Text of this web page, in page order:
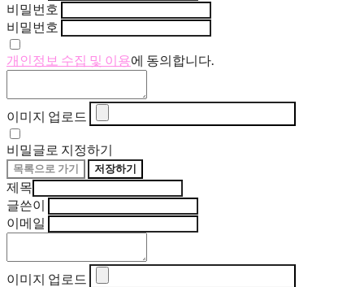
비밀번호
비밀번호
개인정보 수집 및 이용에 동의합니다.
이미지 업로드
비밀글로 지정하기
목록으로 가기 저장하기
제목
글쓴이
이메일
이미지 업로드